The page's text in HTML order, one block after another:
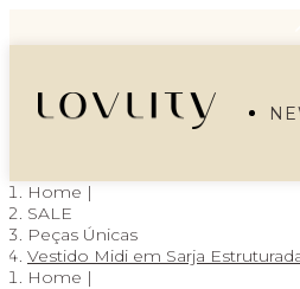
SALE
Peças Únicas
Vestido Midi em Sarja